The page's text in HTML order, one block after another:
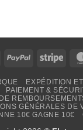
Visa PayPal Stripe
EXPÉDITION
PAIEMENT &
GÉNÉRALES DE
10€ GAGNE 10€